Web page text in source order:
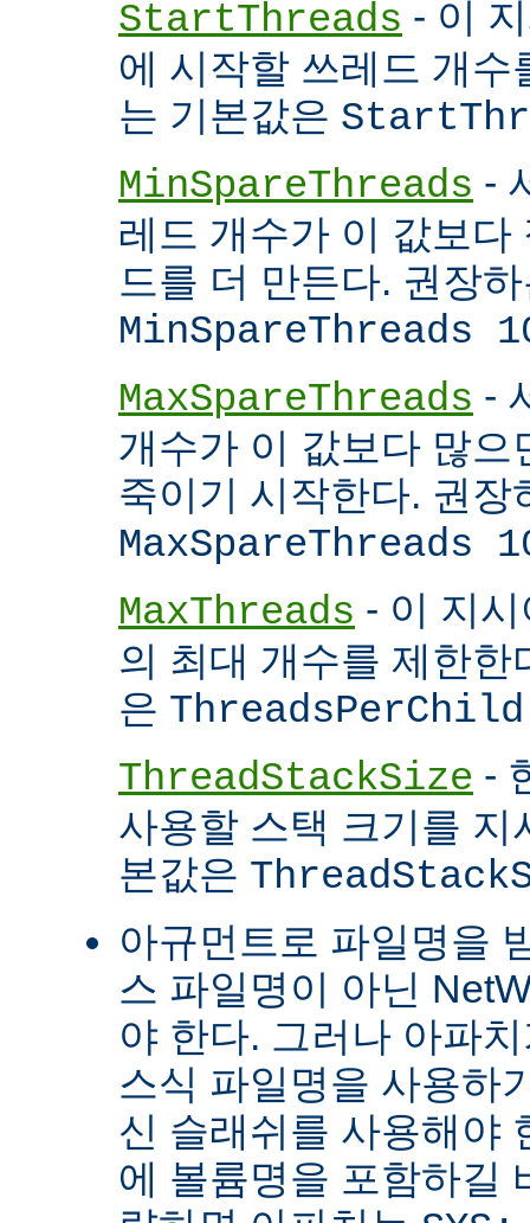
StartThreads - 이
에 시작할 쓰레드 개수
는 기본값은
MinSpareThreads -
레드 개수가 이 값보다
드를 더 만든다. 권장
MinSpareThreads
MaxSpareThreads -
개수가 이 값보다 많으
죽이기 시작한다. 권장
MaxSpareThreads
MaxThreads - 이 지
의 최대 개수를 제한한
은
ThreadStackSize -
사용할 스택 크기를 지
본값은
아규먼트로 파일명을
스 파일명이 아닌
야 한다. 그러나 아파
스식 파일명을 사용하
신 슬래쉬를 사용해야
에 볼륨명을 포함하길